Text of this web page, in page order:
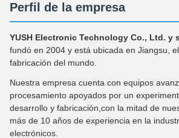
Perfil de la empresa
YUSH Electronic Technology Co., Ltd. y
fundó en 2004 y está ubicada en Jiangsu,
fabricación del mundo.
Nuestra empresa cuenta con equipos
procesamiento apoyados por un
desarrollo y fabricación,con la mitad de
más de 10 años de experiencia en la
electrónicos.